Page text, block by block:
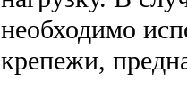
необходимо
крепежи,